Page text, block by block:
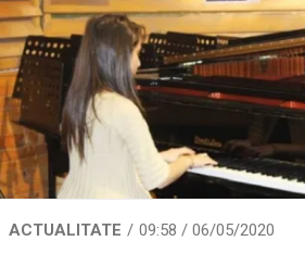
ACTUALITATE 09:58 / 06/05/2020